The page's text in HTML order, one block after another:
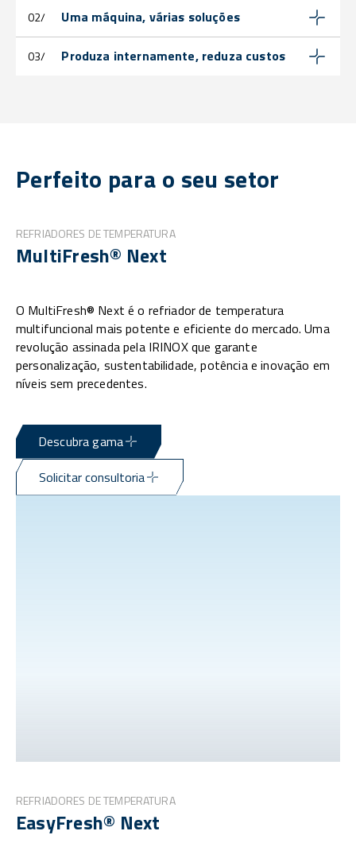
02/ Uma máquina, várias soluções
03/ Produza internamente, reduza custos
Perfeito para o seu setor
REFRIADORES DE TEMPERATURA
MultiFresh® Next
O MultiFresh® Next é o refriador de temperatura
multifuncional mais potente e eficiente do mercado. Uma
revolução assinada pela IRINOX que garante
personalização, sustentabilidade, potência e inovação em
níveis sem precedentes.
Descubra gama
Solicitar consultoria
REFRIADORES DE TEMPERATURA
EasyFresh® Next